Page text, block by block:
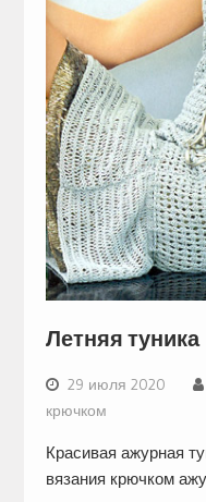
Летняя туника
29 июля 2020
крючком
Красивая ажурная
вязания крючком